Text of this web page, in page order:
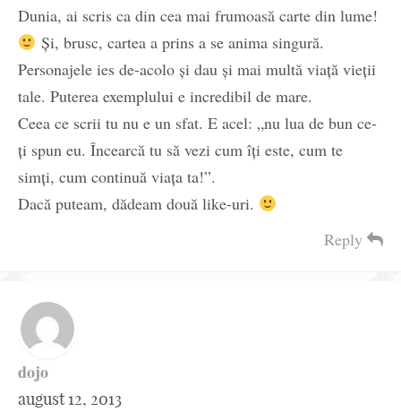
Dunia, ai scris ca din cea mai frumoasă carte din lume!
Și, brusc, cartea a prins a se anima singură.
Personajele ies de-acolo și dau și mai multă viață vieții
tale. Puterea exemplului e incredibil de mare.
Ceea ce scrii tu nu e un sfat. E acel: „nu lua de bun ce-
ți spun eu. Încearcă tu să vezi cum îți este, cum te
simți, cum continuă viața ta!”.
Dacă puteam, dădeam două like-uri.
Reply
dojo
august 12, 2013